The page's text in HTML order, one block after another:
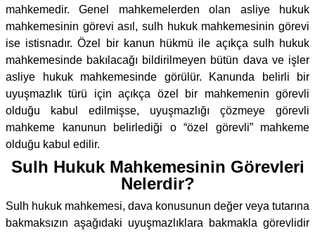
mahkemedir. Genel mahkemelerden olan asliye hukuk
mahkemesinin görevi asıl, sulh hukuk mahkemesinin görevi
ise istisnadır. Özel bir kanun hükmü ile açıkça sulh hukuk
mahkemesinde bakılacağı bildirilmeyen bütün dava ve işler
asliye hukuk mahkemesinde görülür. Kanunda belirli bir
uyuşmazlık türü için açıkça özel bir mahkemenin görevli
olduğu kabul edilmişse, uyuşmazlığı çözmeye görevli
mahkeme kanunun belirlediği o “özel görevli” mahkeme
olduğu kabul edilir.
Sulh Hukuk Mahkemesinin Görevleri
Nelerdir?
Sulh hukuk mahkemesi, dava konusunun değer veya tutarına
bakmaksızın aşağıdaki uyuşmazlıklara bakmakla görevlidir